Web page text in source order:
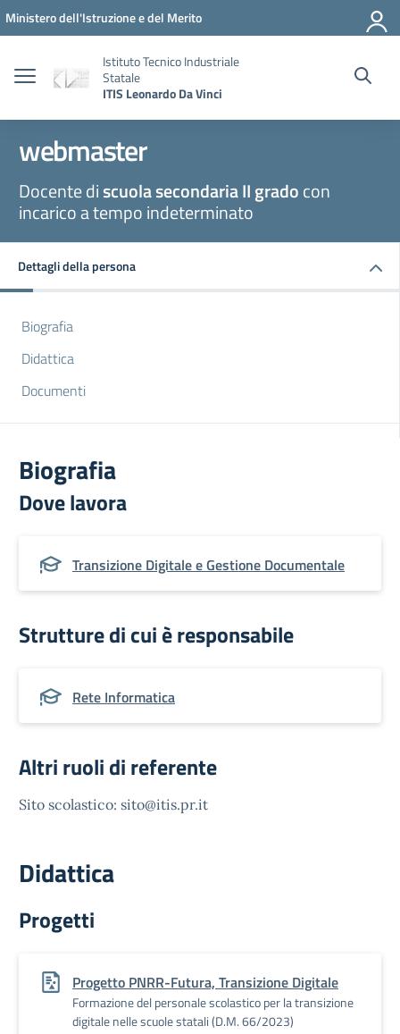
Vai ai contenuti
Vai al menu di navigazione
Vai al footer
Ministero dell'Istruzione e del Merito
Istituto Tecnico Industriale
Statale
ITIS Leonardo Da Vinci
webmaster
Docente discuola secondaria II gradocon
incarico a tempo indeterminato
Dettagli della persona
Biografia
Didattica
Documenti
Biografia
Dove lavora
Transizione Digitale e Gestione Documentale
Strutture di cui è responsabile
Rete Informatica
Altri ruoli di referente
Sito scolastico: sito@itis.pr.it
Didattica
Progetti
Progetto PNRR-Futura, Transizione Digitale
Formazione del personale scolastico per la transizione
digitale nelle scuole statali (D.M. 66/2023)